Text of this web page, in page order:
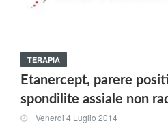
TERAPIA
Etanercept, parere
spondilite assiale non
Venerdi 4 Luglio 2014